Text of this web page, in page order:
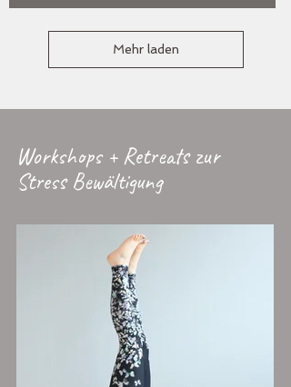
Mehr laden
Workshops + Retreats zur
Stress Bewältigung